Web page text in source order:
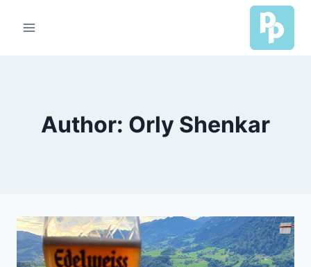
Skip
content
Author: Orly Shenkar